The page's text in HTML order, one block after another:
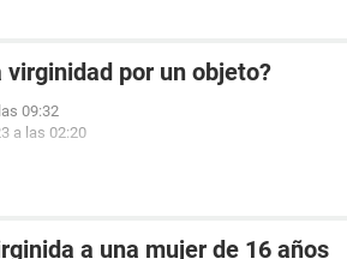
virginidad por un objeto?
09:32
a las 02:20
a una mujer de 16 años